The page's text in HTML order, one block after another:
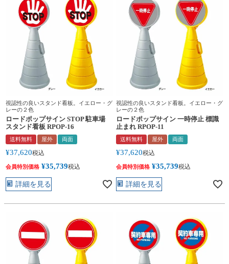
視認性の良いスタンド看板。イエロー・グ
レーの２色
ロードポップサイン STOP 駐車場
スタンド看板 RPOP-16
送料無料 屋外 両面
¥37,620税込
会員特別価格 ¥35,739税込
詳細を見る
視認性の良いスタンド看板。イエロー・グ
レーの２色
ロードポップサイン 一時停止 標識
止まれ RPOP-11
送料無料 屋外 両面
¥37,620税込
会員特別価格 ¥35,739税込
詳細を見る